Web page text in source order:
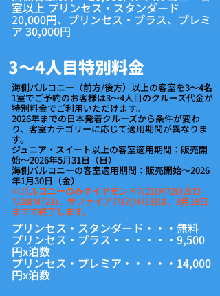
室以上 プリンセス・スタンダード
20,000円、​プリンセス・プラス、プレミ
ア 30,000円
3～4人目特別料金
海側バルコニー（前方/後方）以上の客室を3～4名
1室でご予約のお客様は3～4人目のクルーズ代金が
特別料金でご利用いただけます。
2026年までの日本発着クルーズから条件が変わ
り、客室カテゴリーに応じて適用期間が異なりま
す。
ジュニア・スイート以上の客室適用期間：販売開
始～2026年5月31日（日）
海側バルコニーの客室適用期間：販売開始～2026
年1月30日（金）
※バルコニーのみダイヤモンド7/21(M720)及び
7/28(M721)、サファイア7/17(H719)は、9月18日
までで終了します。
プリンセス・スタンダード・・・無料
プリンセス・プラス・・・・・・9,500
円x泊数
プリンセス・プレミア・・・・・14,000
円x泊数